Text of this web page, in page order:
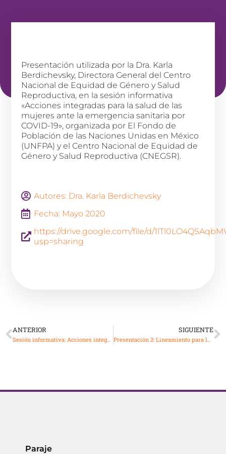
Presentación utilizada por la Dra. Karla
Berdichevsky, Directora General del Centro
Nacional de Equidad de Género y Salud
Reproductiva, en la sesión informativa
«Acciones integradas para la salud de las
mujeres ante la emergencia sanitaria por
COVID-19», organizada por El Fondo de
Población de las Naciones Unidas en México
(UNFPA) y el Centro Nacional de Equidad de
Género y Salud Reproductiva (CNEGSR).
Autores: Dra. Karla Berdichevsky
Fecha: Mayo 2020
https://drive.google.com/file/d/
usp=sharing
ANTERIOR
Sesión informativa: Acciones integradas para la salud de las mujeres ante la emergencia sanitaria por COVID-19
SIGUIENTE
Presentación 2: Lineamiento para la prevención y mitigación de COVID-19 en la atención del embarazo, parto, puerperio y de la persona recién nacida
Paraje